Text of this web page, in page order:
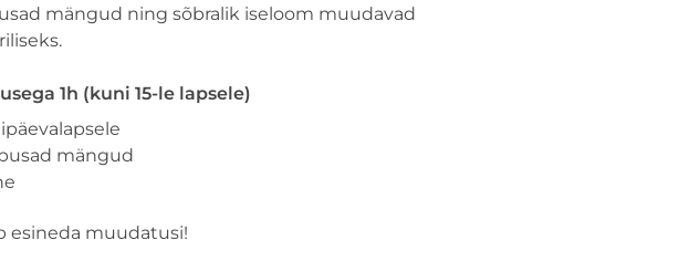
mängud ning sõbralik iseloom muudavad
1h (kuni 15-le lapsele)
mängud
esineda muudatusi!